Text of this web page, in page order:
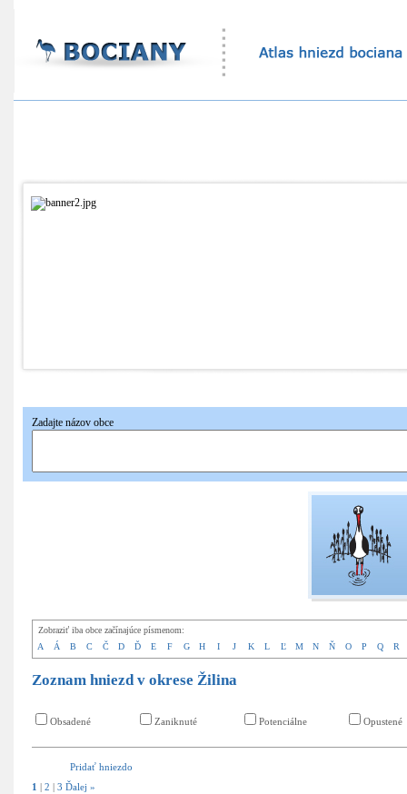
Zadajte názov obce
Zobraziť iba obce začínajúce písmenom:
A
Á B C Č D Ď E F G H I J K L Ľ M N Ň O P Q R
Zoznam hniezd v okrese Žilina
Obsadené Zaniknuté Potenciálne Opustené
Pridať hniezdo
1
2 3 Ďalej »